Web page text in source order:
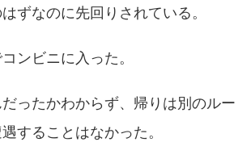
ずなのに先回りされている。
ンビニに入った。
ったかわからず、帰りは別のルー
することはなかった。